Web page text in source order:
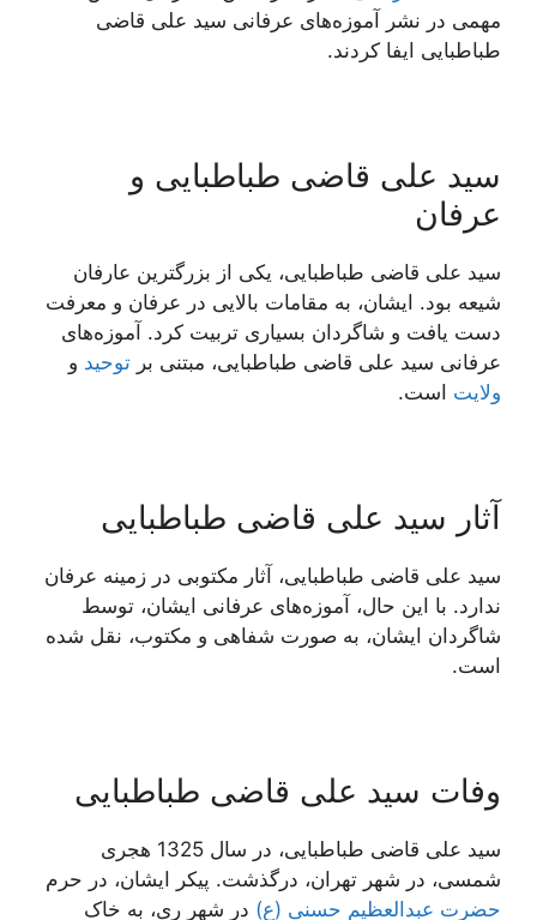
مهمی در نشر آموزه‌های عرفانی سید علی قاضی
طباطبایی ایفا کردند.
سید علی قاضی طباطبایی و
عرفان
سید علی قاضی طباطبایی، یکی از بزرگترین عارفان
شیعه بود. ایشان، به مقامات بالایی در عرفان و معرفت
دست یافت و شاگردان بسیاری تربیت کرد. آموزه‌های
عرفانی سید علی قاضی طباطبایی، مبتنی بر توحید و
ولایت است.
آثار سید علی قاضی طباطبایی
سید علی قاضی طباطبایی، آثار مکتوبی در زمینه عرفان
ندارد. با این حال، آموزه‌های عرفانی ایشان، توسط
شاگردان ایشان، به صورت شفاهی و مکتوب، نقل شده
است.
وفات سید علی قاضی طباطبایی
سید علی قاضی طباطبایی، در سال 1325 هجری
شمسی، در شهر تهران، درگذشت. پیکر ایشان، در حرم
حضرت عبدالعظیم حسنی (ع) در شهر ری، به خاک